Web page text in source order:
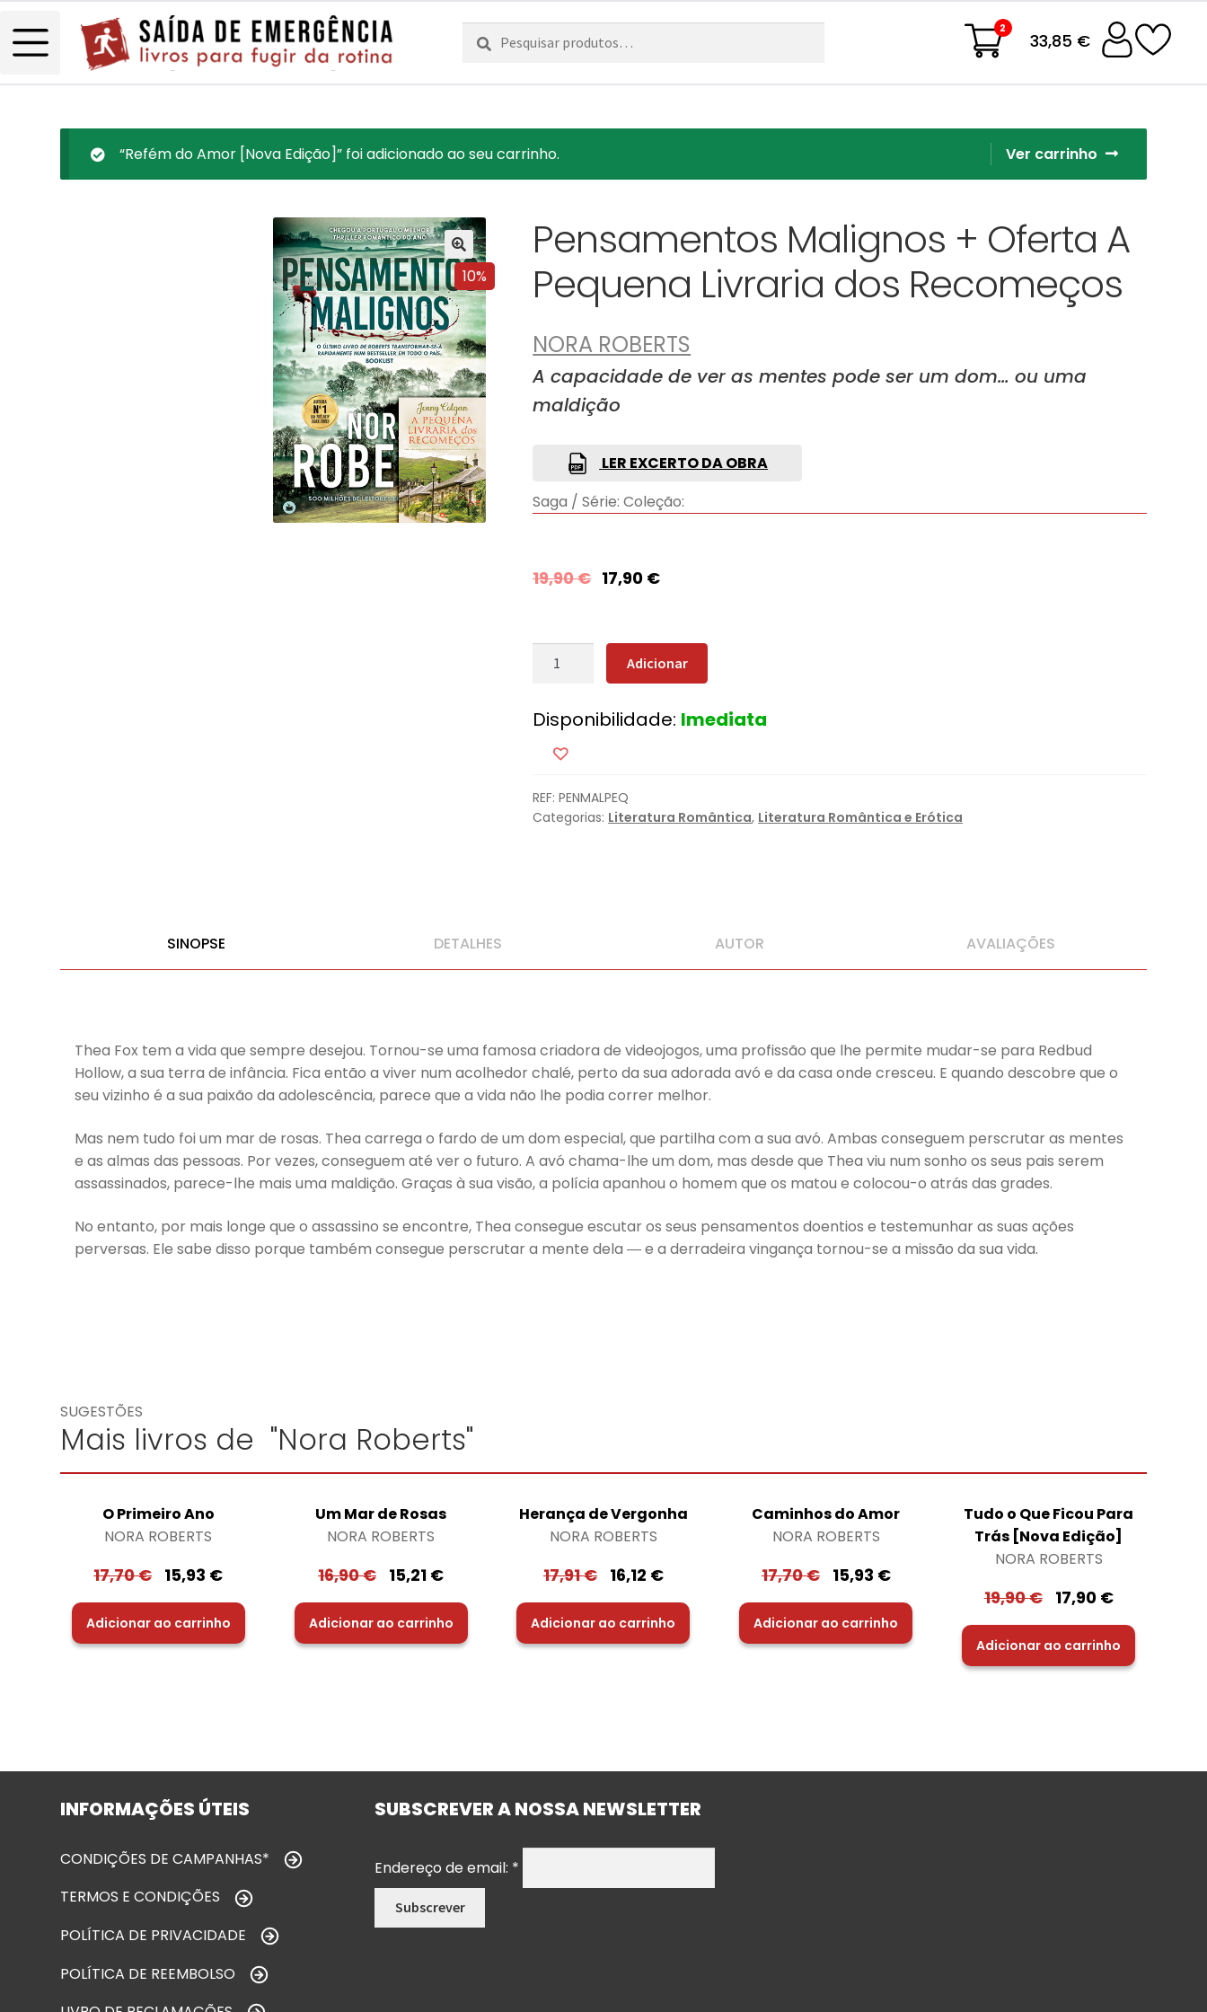
Pesquisar
por:
Pesquisa 2
33,85 €
Ver carrinho
“Refém do Amor [Nova Edição]” foi adicionado ao seu carrinho.
10%
Pensamentos Malignos + Oferta A
Pequena Livraria dos Recomeços
NORA ROBERTS
A capacidade de ver as mentes pode ser um dom… ou uma
maldição
LER EXCERTO DA OBRA
Saga / Série: Coleção:
19,90€ 17,90 €
Quantidade
Malignos
Oferta
A
Pequena
Adicionar
Disponibilidade: Imediata
REF:PENMALPEQ
Categorias: Literatura Romântica, Literatura Romântica e Erótica
SINOPSE DETALHES AUTOR AVALIAÇÕES
Thea Fox tem a vida que sempre desejou. Tornou-se uma famosa criadora de videojogos, uma profissão que lhe permite mudar-se para Redbud
Hollow, a sua terra de infância. Fica então a viver num acolhedor chalé, perto da sua adorada avó e da casa onde cresceu. E quando descobre que o
seu vizinho é a sua paixão da adolescência, parece que a vida não lhe podia correr melhor.
Mas nem tudo foi um mar de rosas. Thea carrega o fardo de um dom especial, que partilha com a sua avó. Ambas conseguem perscrutar as mentes
e as almas das pessoas. Por vezes, conseguem até ver o futuro. A avó chama-lhe um dom, mas desde que Thea viu num sonho os seus pais serem
assassinados, parece-lhe mais uma maldição. Graças à sua visão, a polícia apanhou o homem que os matou e colocou-o atrás das grades.
No entanto, por mais longe que o assassino se encontre, Thea consegue escutar os seus pensamentos doentios e testemunhar as suas ações
perversas. Ele sabe disso porque também consegue perscrutar a mente dela ― e a derradeira vingança tornou-se a missão da sua vida.
SUGESTÕES
Mais livros de "Nora Roberts"
O Primeiro Ano
NORA ROBERTS
17,70€ 15,93 €
Adicionar ao carrinho
Um Mar de Rosas
NORA ROBERTS
16,90€ 15,21 €
Adicionar ao carrinho
Herança de Vergonha
NORA ROBERTS
17,91€ 16,12 €
Adicionar ao carrinho
Caminhos do Amor
NORA ROBERTS
17,70€ 15,93 €
Adicionar ao carrinho
Tudo o Que Ficou Para
Trás [Nova Edição]
NORA ROBERTS
19,90€ 17,90 €
Adicionar ao carrinho
INFORMAÇÕES ÚTEIS
CONDIÇÕES DE CAMPANHAS*
TERMOS E CONDIÇÕES
POLÍTICA DE PRIVACIDADE
POLÍTICA DE REEMBOLSO
SUBSCREVER A NOSSA NEWSLETTER
Endereço de email: *